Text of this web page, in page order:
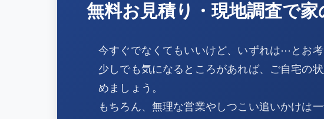
無料お見積り・現地調査で家
今すぐでなくてもいいけど、いずれは⋯とお考
少しでも気になるところがあれば、ご自宅の
めましょう。
もちろん、無理な営業やしつこい追いかけは一